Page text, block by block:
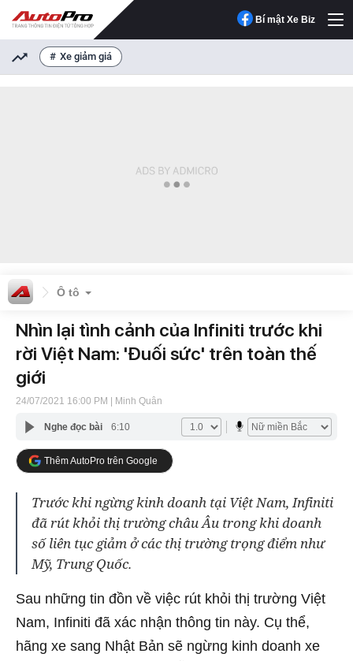
Bí mật Xe Biz
Xe giảm giá
Ô tô
Nhìn lại tình cảnh của Infiniti trước khi
rời Việt Nam: 'Đuối sức' trên toàn thế
giới
24/07/2021 16:00 PM | Minh Quân
Nghe đọc bài 6:10
Thêm AutoPro trên Google
Trước khi ngừng kinh doanh tại Việt Nam, Infiniti
đã rút khỏi thị trường châu Âu trong khi doanh
số liên tục giảm ở các thị trường trọng điểm như
Mỹ, Trung Quốc.
Sau những tin đồn về việc rút khỏi thị trường Việt
Nam, Infiniti đã xác nhận thông tin này. Cụ thể,
hãng xe sang Nhật Bản sẽ ngừng kinh doanh xe